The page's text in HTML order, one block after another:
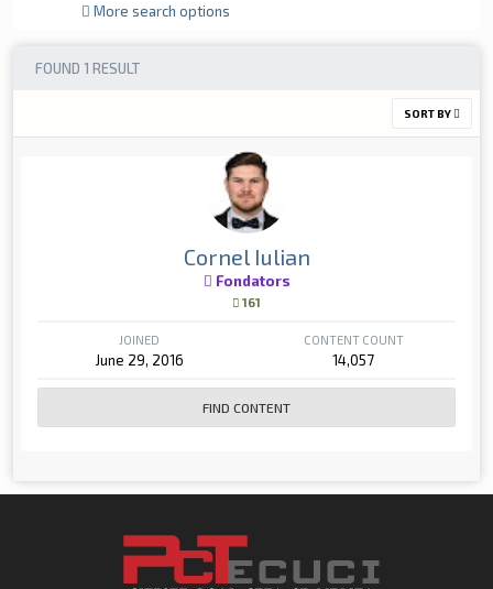
More search options
FOUND 1 RESULT
SORT BY
Cornel Iulian
Fondators
161
JOINED
June 29, 2016
CONTENT COUNT
14,057
FIND CONTENT